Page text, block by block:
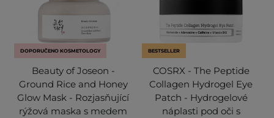
DOPORUČENO KOSMETOLOGY
Beauty of Joseon -
Ground Rice and Honey
Glow Mask - Rozjasňující
rýžová maska s medem
BESTSELLER
COSRX - The Peptide
Collagen Hydrogel Eye
Patch - Hydrogelové
náplasti pod oči s